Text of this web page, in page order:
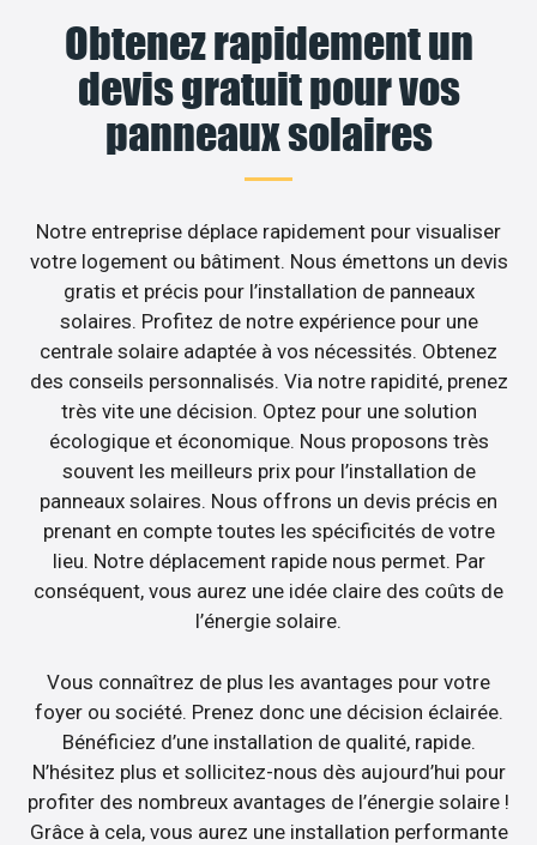
Obtenez rapidement un
devis gratuit pour vos
panneaux solaires
Notre entreprise déplace rapidement pour visualiser
votre logement ou bâtiment. Nous émettons un devis
gratis et précis pour l’installation de panneaux
solaires. Profitez de notre expérience pour une
centrale solaire adaptée à vos nécessités. Obtenez
des conseils personnalisés. Via notre rapidité, prenez
très vite une décision. Optez pour une solution
écologique et économique. Nous proposons très
souvent les meilleurs prix pour l’installation de
panneaux solaires. Nous offrons un devis précis en
prenant en compte toutes les spécificités de votre
lieu. Notre déplacement rapide nous permet. Par
conséquent, vous aurez une idée claire des coûts de
l’énergie solaire.
Vous connaîtrez de plus les avantages pour votre
foyer ou société. Prenez donc une décision éclairée.
Bénéficiez d’une installation de qualité, rapide.
N’hésitez plus et sollicitez-nous dès aujourd’hui pour
profiter des nombreux avantages de l’énergie solaire !
Grâce à cela, vous aurez une installation performante